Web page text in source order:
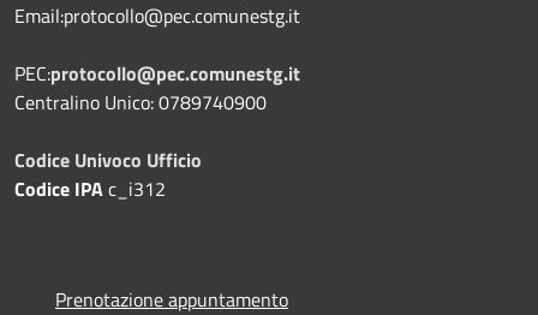
Email:protocollo@pec.comunestg.it
PEC:protocollo@pec.comunestg.it
Centralino Unico: 0789740900
Codice Univoco Ufficio
Codice IPAc_i312
Prenotazione appuntamento